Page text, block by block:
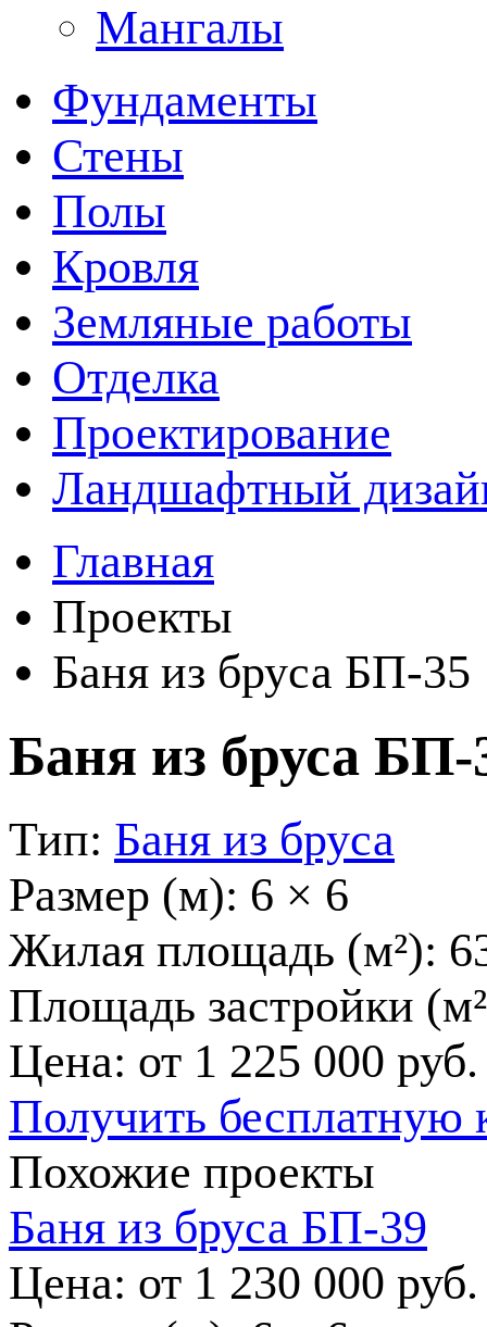
Мангалы
Фундаменты
Стены
Полы
Кровля
Земляные работы
Отделка
Проектирование
Ландшафтный
Главная
Проекты
Баня из бруса БП-35
Баня из бруса БП-
Тип: Баня из бруса
Размер (м): 6 × 6
Жилая площадь (м²):
Площадь застройки
Цена: от 1 225 000 руб.
Получить бесплатную
Похожие проекты
Баня из бруса БП-39
Цена: от 1 230 000 руб.